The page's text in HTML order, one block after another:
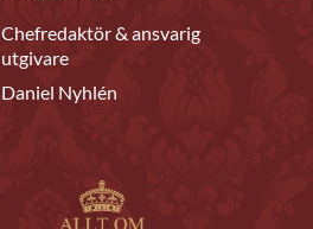
Chefredaktör & ansvarig
utgivare
Daniel Nyhlén